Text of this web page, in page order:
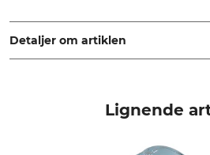
Rehau, Germany, www.rehau.com
Detaljer om artiklen
Lignende